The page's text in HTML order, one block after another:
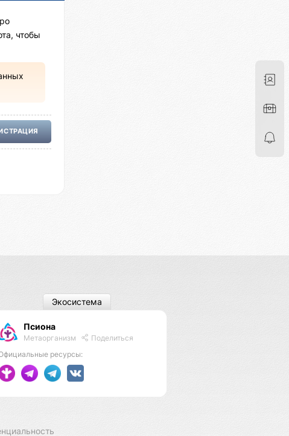
чтобы
Псиона
Метаорганизм
Поделиться
ресурсы:
Экосистема